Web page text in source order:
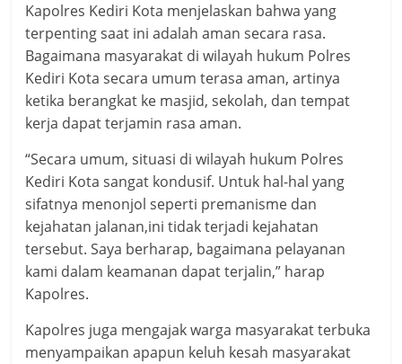
Kapolres Kediri Kota menjelaskan bahwa yang
terpenting saat ini adalah aman secara rasa.
Bagaimana masyarakat di wilayah hukum Polres
Kediri Kota secara umum terasa aman, artinya
ketika berangkat ke masjid, sekolah, dan tempat
kerja dapat terjamin rasa aman.
“Secara umum, situasi di wilayah hukum Polres
Kediri Kota sangat kondusif. Untuk hal-hal yang
sifatnya menonjol seperti premanisme dan
kejahatan jalanan,ini tidak terjadi kejahatan
tersebut. Saya berharap, bagaimana pelayanan
kami dalam keamanan dapat terjalin,” harap
Kapolres.
Kapolres juga mengajak warga masyarakat terbuka
menyampaikan apapun keluh kesah masyarakat